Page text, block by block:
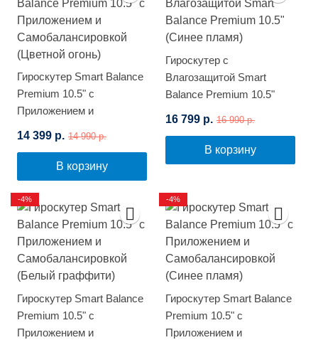
Гироскутер Smart Balance
Premium 10.5" с
Приложением и
(Цветной огонь)
14 399 р. 14 990 р.
В корзину
Гироскутер с
Влагозащитой Smart
Balance Premium 10.5"
16 799 р. 16 990 р.
В корзину
Гироскутер Smart Balance
Premium 10.5" с
Приложением и
-4%
Гироскутер Smart Balance
Premium 10.5" с
Приложением и
-4%